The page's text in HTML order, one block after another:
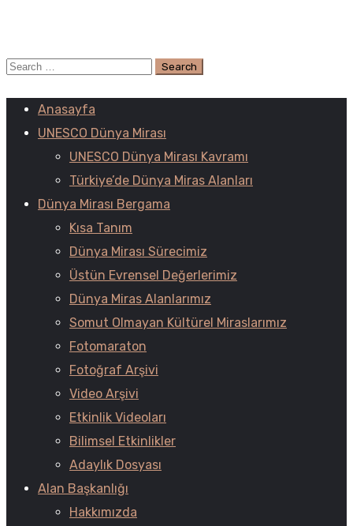
Anasayfa
UNESCO Dünya Mirası
UNESCO Dünya Mirası Kavramı
Türkiye’de Dünya Miras Alanları
Dünya Mirası Bergama
Kısa Tanım
Dünya Mirası Sürecimiz
Üstün Evrensel Değerlerimiz
Dünya Miras Alanlarımız
Somut Olmayan Kültürel Miraslarımız
Fotomaraton
Fotoğraf Arşivi
Video Arşivi
Etkinlik Videoları
Bilimsel Etkinlikler
Adaylık Dosyası
Alan Başkanlığı
Hakkımızda